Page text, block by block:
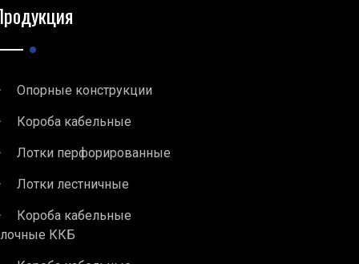
Опорные конструкции
Короба кабельные
Лотки перфорированные
Лотки лестничные
Короба кабельные
ККБ